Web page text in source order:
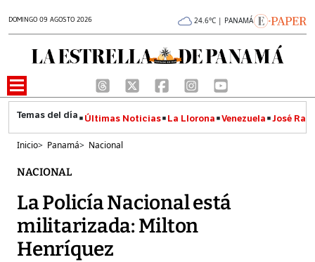
DOMINGO 09 AGOSTO 2026 24.6°C | PANAMÁ
Últimas Noticias La Llorona Venezuela José
Inicio> Panamá> Nacional
NACIONAL
La Policía Nacional está
militarizada: Milton
Henríquez